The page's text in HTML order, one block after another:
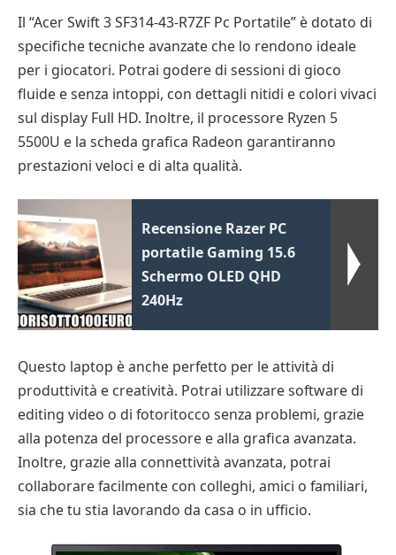
Il “Acer Swift 3 SF314-43-R7ZF Pc Portatile” è dotato di
specifiche tecniche avanzate che lo rendono ideale
per i giocatori. Potrai godere di sessioni di gioco
fluide e senza intoppi, con dettagli nitidi e colori vivaci
sul display Full HD. Inoltre, il processore Ryzen 5
5500U e la scheda grafica Radeon garantiranno
prestazioni veloci e di alta qualità.
Recensione Razer PC
portatile Gaming 15.6
Schermo OLED QHD
240Hz
Questo laptop è anche perfetto per le attività di
produttività e creatività. Potrai utilizzare software di
editing video o di fotoritocco senza problemi, grazie
alla potenza del processore e alla grafica avanzata.
Inoltre, grazie alla connettività avanzata, potrai
collaborare facilmente con colleghi, amici o familiari,
sia che tu stia lavorando da casa o in ufficio.